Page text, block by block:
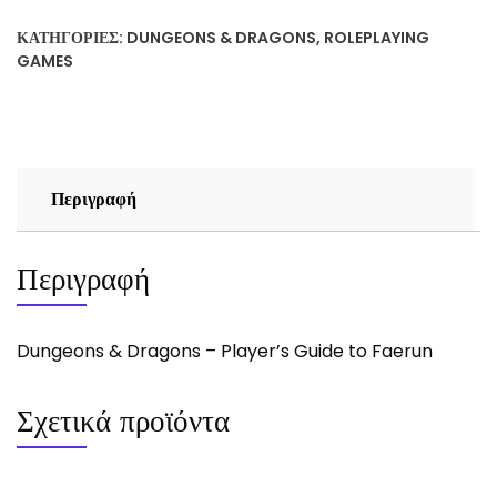
Player's
ΚΑΤΗΓΟΡΊΕΣ: DUNGEONS & DRAGONS, ROLEPLAYING
GAMES
Περιγραφή
Περιγραφή
Dungeons & Dragons – Player’s Guide to Faerun
Σχετικά προϊόντα